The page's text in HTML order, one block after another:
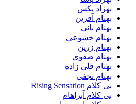
بهزاد پکس
بهنام آفرین
بهنام بانی
بهنام خشوعی
بهنام زرین
بهنام صفوی
بهنام قلی زاده
بهنام نجفی
بی کلام Rising Sensation
بی کلام آبراهام